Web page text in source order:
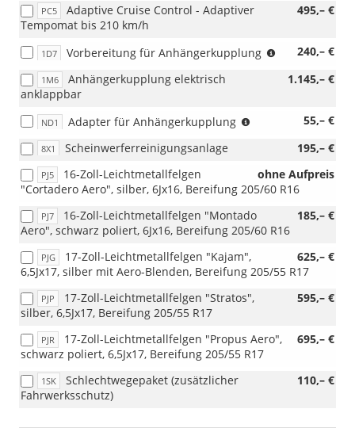
PC5 495,– €
Adaptive Cruise Control - Adaptiver
Tempomat bis 210 km/h
1D7 240,– €
Vorbereitung für Anhängerkupplung
(nicht
mit
1M6 1.145,– €
Anhängerkupplung elektrisch
anklappbar
ND1 55,– €
Adapter für Anhängerkupplung
8X1 195,– €
Scheinwerferreinigungsanlage
PJ5 ohne Aufpreis
16-Zoll-Leichtmetallfelgen
"Cortadero Aero", silber, 6Jx16, Bereifung 205/60 R16
PJ7 185,– €
16-Zoll-Leichtmetallfelgen "Montado
Aero", schwarz poliert, 6Jx16, Bereifung 205/60 R16
PJG 625,– €
17-Zoll-Leichtmetallfelgen "Kajam",
6,5Jx17, silber mit Aero-Blenden, Bereifung 205/55 R17
PJP 595,– €
17-Zoll-Leichtmetallfelgen "Stratos",
silber, 6,5Jx17, Bereifung 205/55 R17
PJR 695,– €
17-Zoll-Leichtmetallfelgen "Propus Aero",
schwarz poliert, 6,5Jx17, Bereifung 205/55 R17
1SK 110,– €
Schlechtwegepaket (zusätzlicher
Fahrwerksschutz)